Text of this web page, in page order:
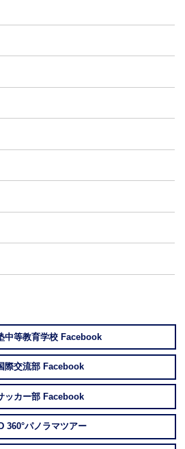
中等教育学校 Facebook
際交流部 Facebook
ッカー部 Facebook
360°パノラマツアー